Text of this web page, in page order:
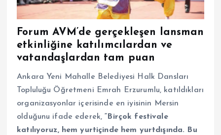
Forum AVM’de gerçekleşen lansman
etkinliğine katılımcılardan ve
vatandaşlardan tam puan
Ankara Yeni Mahalle Belediyesi Halk Dansları
Topluluğu Öğretmeni Emrah Erzurumlu, katıldıkları
organizasyonlar içerisinde en iyisinin Mersin
olduğunu ifade ederek, “Birçok festivale
katılıyoruz, hem yurtiçinde hem yurtdışında. Bu